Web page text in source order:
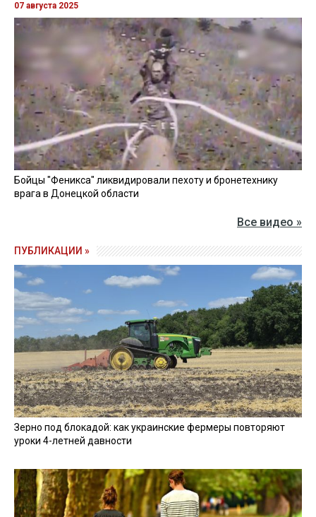
07 августа 2025
Бойцы "Феникса" ликвидировали пехоту и бронетехнику
врага в Донецкой области
Все видео »
ПУБЛИКАЦИИ »
Зерно под блокадой: как украинские фермеры повторяют
уроки 4-летней давности